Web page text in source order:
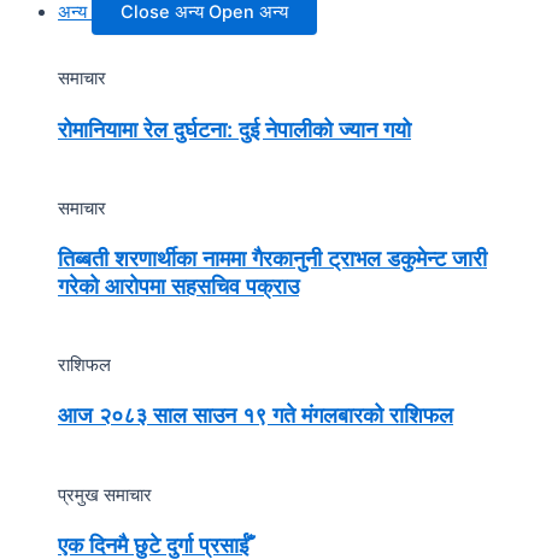
अन्य
Close अन्य Open अन्य
समाचार
रोमानियामा रेल दुर्घटना: दुई नेपालीको ज्यान गयो
समाचार
तिब्बती शरणार्थीका नाममा गैरकानुनी ट्राभल डकुमेन्ट जारी
गरेको आरोपमा सहसचिव पक्राउ
राशिफल
आज २०८३ साल साउन १९ गते मंगलबारको राशिफल
प्रमुख समाचार
एक दिनमै छुटे दुर्गा प्रसाईँ